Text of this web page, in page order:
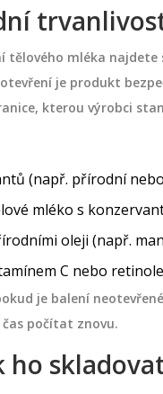
tělového mléka
je produkt
kterou výrobci
(např. přírodní
mléko s
oleji (např.
C nebo
je balení
počítat znovu.
ho
O VLASY